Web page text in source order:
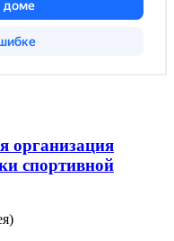
организация
спортивной